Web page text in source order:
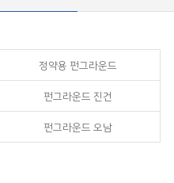
정약용 펀그라운드
펀그라운드 진건
펀그라운드 오남